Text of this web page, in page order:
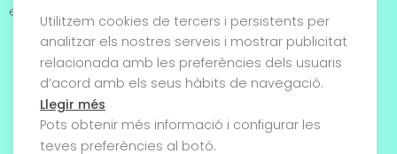
els drets reservats
Termes i condicions
Política de cookies
Utilitzem cookies de tercers i persistents per
analitzar els nostres serveis i mostrar publicitat
relacionada amb les preferències dels usuaris
d’acord amb els seus hàbits de navegació.
Llegir més
Pots obtenir més informació i configurar les
teves preferències al botó.